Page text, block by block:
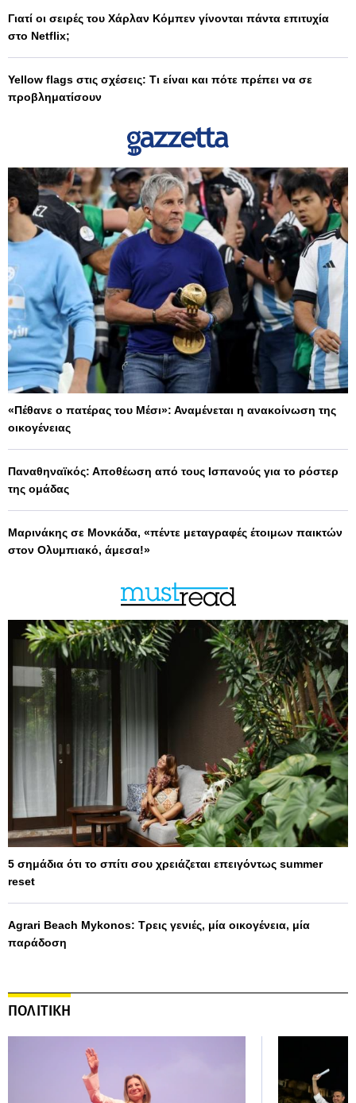
Γιατί οι σειρές του Χάρλαν Κόμπεν γίνονται πάντα επιτυχία
στο Netflix;
Yellow flags στις σχέσεις: Τι είναι και πότε πρέπει να σε
προβληματίσουν
«Πέθανε ο πατέρας του Μέσι»: Αναμένεται η ανακοίνωση της
οικογένειας
Παναθηναϊκός: Αποθέωση από τους Ισπανούς για το ρόστερ
της ομάδας
Μαρινάκης σε Μονκάδα, «πέντε μεταγραφές έτοιμων παικτών
στον Ολυμπιακό, άμεσα!»
5 σημάδια ότι το σπίτι σου χρειάζεται επειγόντως summer
reset
Agrari Beach Mykonos: Τρεις γενιές, μία οικογένεια, μία
παράδοση
ΠΟΛΙΤΙΚΗ